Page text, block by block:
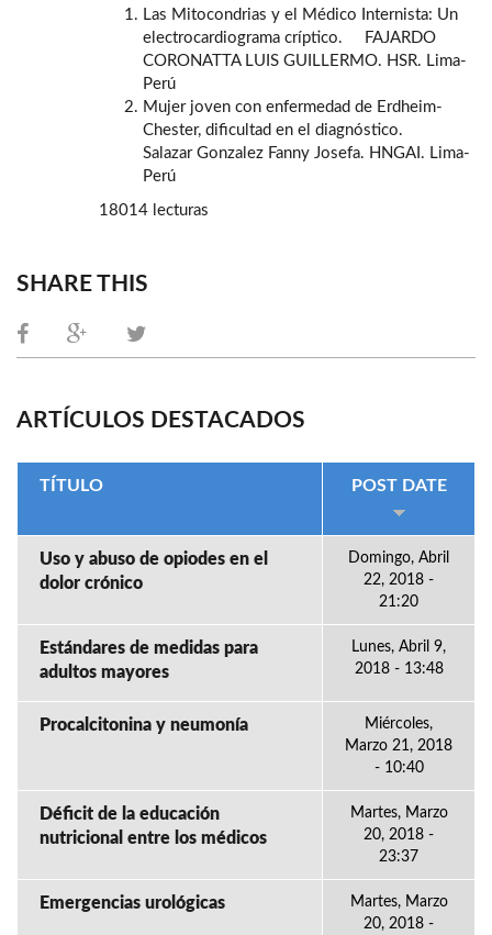
Las Mitocondrias y el Médico Internista: Un
electrocardiograma críptico. FAJARDO
CORONATTA LUIS GUILLERMO. HSR. Lima-
Perú
Mujer joven con enfermedad de Erdheim-
Chester, dificultad en el diagnóstico.
Salazar Gonzalez Fanny Josefa. HNGAI. Lima-
Perú
18014 lecturas
SHARE THIS
ARTÍCULOS DESTACADOS
TÍTULO POST DATE
Uso y abuso de opiodes en el
dolor crónico
Domingo, Abril
22, 2018 -
21:20
Estándares de medidas para
adultos mayores
Lunes, Abril 9,
2018 - 13:48
Procalcitonina y neumonía
Miércoles,
Marzo 21, 2018
- 10:40
Déficit de la educación
nutricional entre los médicos
Martes, Marzo
20, 2018 -
23:37
Emergencias urológicas
Martes, Marzo
20, 2018 -